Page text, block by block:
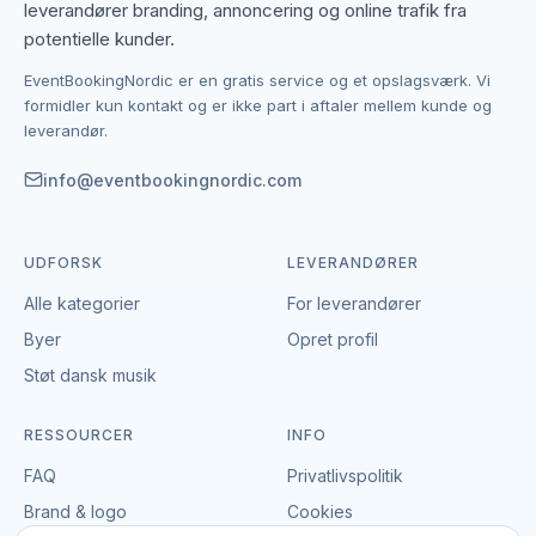
Kontakten foregår altid direkte mellem dig og den
EventBookingNordic er en åben portal – vi tager
hverken gebyr eller provision, og du laver aftalen på
præcisere leverancen og indgå en aftale, der passer
leverandører branding, annoncering og online trafik fra
potentielle kunder.
EventBookingNordic er en gratis service og et opslagsværk. Vi
formidler kun kontakt og er ikke part i aftaler mellem kunde og
leverandør.
info@eventbookingnordic.com
UDFORSK
Alle kategorier
Byer
Støt dansk musik
LEVERANDØRER
For leverandører
Opret profil
RESSOURCER
FAQ
Brand & logo
INFO
Privatlivspolitik
Cookies